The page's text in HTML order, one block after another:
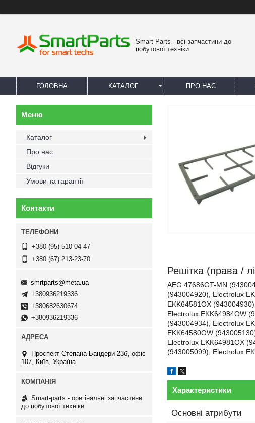
Smart-Parts - всі запчастини до
побутової техніки
ГОЛОВНА КАТАЛОГ ПРО НАС
Решітка (права /
AEG 47686GT-MN
(943004920), Electrolux
EKK64581OX
Electrolux EKK64984OW
(943004934), Electrolux
EKK64580OW
Electrolux EKK64981OX
(943005099), Electrolux
Характеристики
Основні атрибути
Каталог
Про нас
Відгуки
Умови та гарантії
Контакти
+380 (95) 510-04-47
+380 (67) 213-23-70
smrtparts@meta.ua
+380936219336
+380682630674
+380936219336
Проспект Степана Бандери 23б, офіс
107, Київ, Україна
Smart-parts - оригінальні запчастини
до побутової техніки